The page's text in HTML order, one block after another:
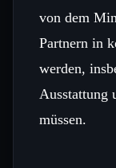
von dem
Partnern in
werden,
Ausstattung
müssen.